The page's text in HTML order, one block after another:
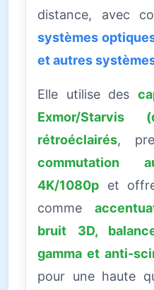
distance, avec
systèmes
et autres
Elle utilise des
Exmor/
rétroéclairés,
commutation
4K/1080p et
comme
bruit 3D,
gamma et anti-
pour une haute